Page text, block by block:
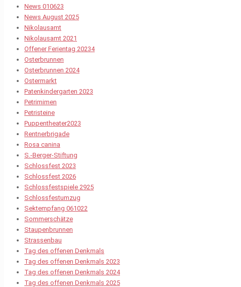
News 010623
News August 2025
Nikolausamt
Nikolausamt 2021
Offener Ferientag 20234
Osterbrunnen
Osterbrunnen 2024
Ostermarkt
Patenkindergarten 2023
Petrimimen
Petristeine
Puppentheater2023
Rentnerbrigade
Rosa canina
S.-Berger-Stiftung
Schlossfest 2023
Schlossfest 2026
Schlossfestspiele 2925
Schlossfestumzug
Sektempfang 061022
Sommerschätze
Staupenbrunnen
Strassenbau
Tag des offenen Denkmals
Tag des offenen Denkmals 2023
Tag des offenen Denkmals 2024
Tag des offenen Denkmals 2025